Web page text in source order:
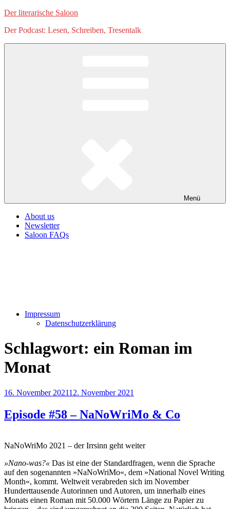
Zum
springen
Der literarische Saloon
Der Podcast: Lesen, Schreiben, Tresentalk
Menü
About us
Newsletter
Saloon FAQs
Impressum
Datenschutzerklärung
Schlagwort: ein Roman im
Monat
Veröffentlicht
16. November 202112. November 2021
Episode #58 – NaNoWriMo & Co
NaNoWriMo 2021 – der Irrsinn geht weiter
»Nano-was?« Das ist eine der Standardfragen, wenn die Sprache
auf den sogenannten »NaNoWriMo«, dem »National Novel Writing
Month«, kommt. Weltweit verabreden sich im November
Hunderttausende Autorinnen und Autoren, um innerhalb eines
Monats einen Roman mit 50.000 Wörtern Länge zu Papier zu